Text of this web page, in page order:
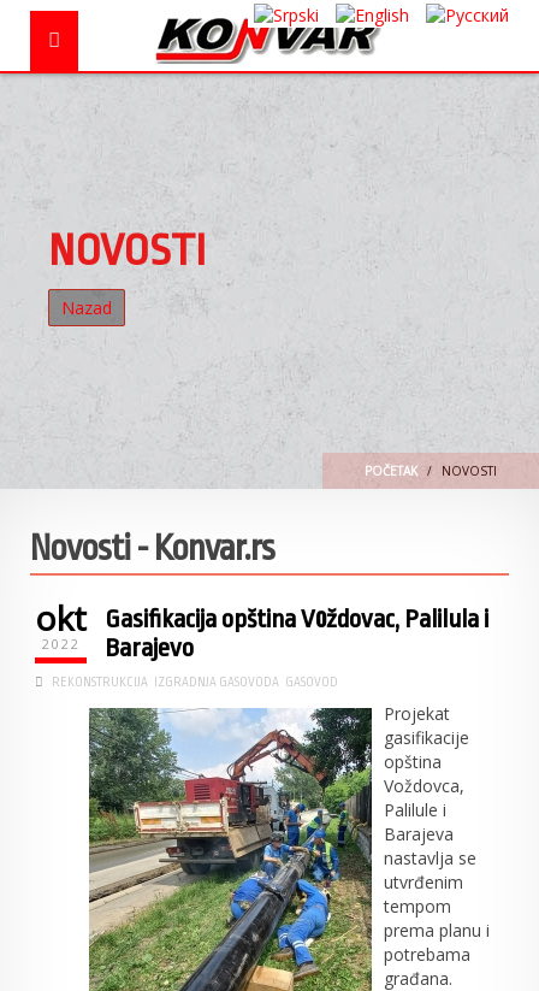
NOVOSTI
Nazad
POČETAK NOVOSTI
Novosti - Konvar.rs
okt
2022
Gasifikacija opština Vоždovac, Palilula i
Barajevo
REKONSTRUKCIJA IZGRADNJA GASOVODA GASOVOD
Projekat
gasifikacije
opština
Voždovca,
Palilule i
Barajeva
nastavlja se
utvrđenim
tempom
prema planu i
potrebama
građana.